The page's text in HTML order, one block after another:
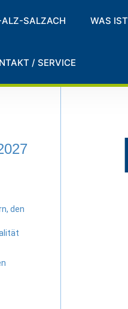
SALZACH WAS
/ SERVICE
den